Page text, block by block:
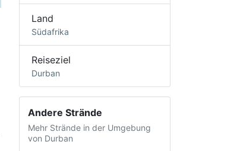
Land
Südafrika
Reiseziel
Durban
Andere Strände
Mehr Strände in der Umgebung
von Durban